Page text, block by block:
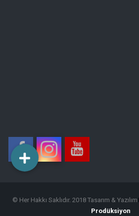
© Her Hakkı Saklıdır. 2018 Tasarım & Yazılım
Prodüksiyon